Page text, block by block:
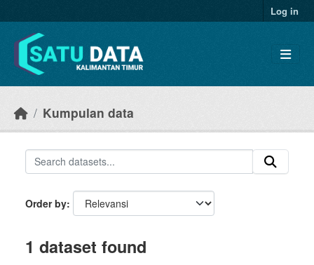
Log in
Kumpulan data
Order by
1 dataset found